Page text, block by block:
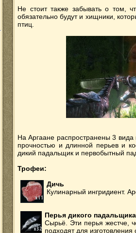
Не стоит также забывать о том,
обязательно будут и хищники,
птиц.
На Аргаане распространены 3
прочностью и длинной перьев и
дикий падальщик и первобытный
Трофеи:
Дичь
Кулинарный ингридиент.
Перья дикого падальщика
Сырьё. Эти перья жестче,
подходят для изготовления